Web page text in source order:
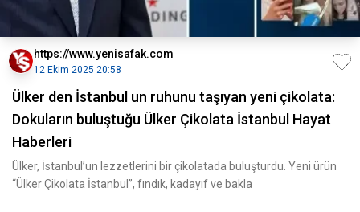
https://www.yenisafak.com
12 Ekim 2025 20:58
Ülker den İstanbul un ruhunu taşıyan yeni çikolata:
Dokuların buluştuğu Ülker Çikolata İstanbul Hayat
Haberleri
Ülker, İstanbul’un lezzetlerini bir çikolatada buluşturdu. Yeni ürün
“Ülker Çikolata İstanbul”, fındık, kadayıf ve bakla